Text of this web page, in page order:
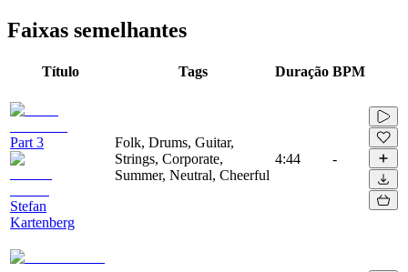
Faixas semelhantes
Título Tags Duração BPM
Part 3
Stefan
Kartenberg
Folk, Drums, Guitar,
Strings, Corporate,
Summer, Neutral, Cheerful
4:44 -